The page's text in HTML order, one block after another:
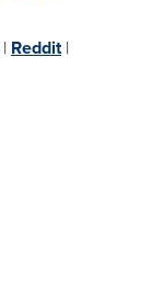
| Reddit|